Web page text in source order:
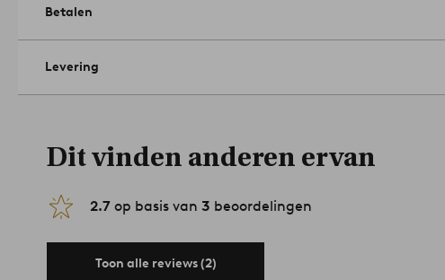
Betalen
Levering
Dit vinden anderen ervan
2.7 op basis van 3 beoordelingen
Toon alle reviews (2)